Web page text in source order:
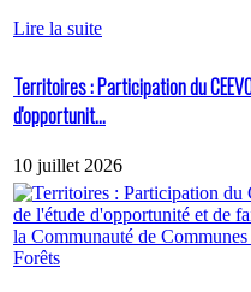
Lire la suite
Territoires : Participation du
d'opportunit...
10 juillet 2026